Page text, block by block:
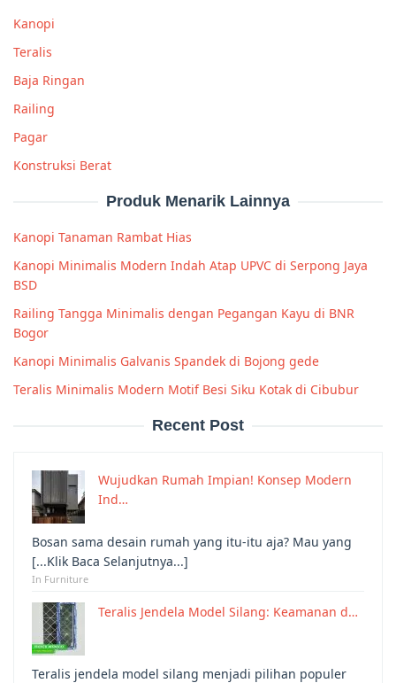
Kanopi
Teralis
Baja Ringan
Railing
Pagar
Konstruksi Berat
Produk Menarik Lainnya
Kanopi Tanaman Rambat Hias
Kanopi Minimalis Modern Indah Atap UPVC di Serpong Jaya
BSD
Railing Tangga Minimalis dengan Pegangan Kayu di BNR
Bogor
Kanopi Minimalis Galvanis Spandek di Bojong gede
Teralis Minimalis Modern Motif Besi Siku Kotak di Cibubur
Recent Post
Wujudkan Rumah Impian! Konsep Modern
Ind…
Bosan sama desain rumah yang itu-itu aja? Mau yang
[...Klik Baca Selanjutnya...]
In Furniture
Teralis Jendela Model Silang: Keamanan d…
Teralis jendela model silang menjadi pilihan populer